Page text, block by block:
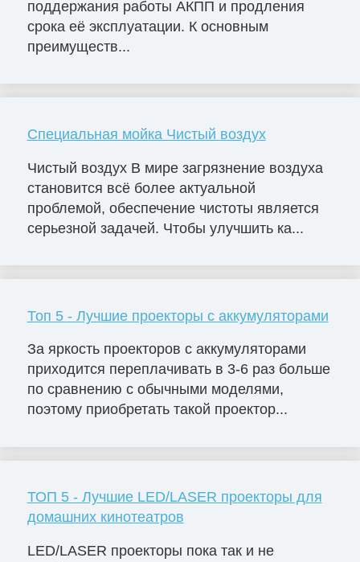
поддержания работы АКПП и продления
срока её эксплуатации. К основным
преимуществ...
Специальная мойка Чистый воздух
Чистый воздух В мире загрязнение воздуха
становится всё более актуальной
проблемой, обеспечение чистоты является
серьезной задачей. Чтобы улучшить ка...
Топ 5 - Лучшие проекторы с аккумуляторами
За яркость проекторов с аккумуляторами
приходится переплачивать в 3-6 раз больше
по сравнению с обычными моделями,
поэтому приобретать такой проектор...
ТОП 5 - Лучшие LED/LASER проекторы для
домашних кинотеатров
LED/LASER проекторы пока так и не